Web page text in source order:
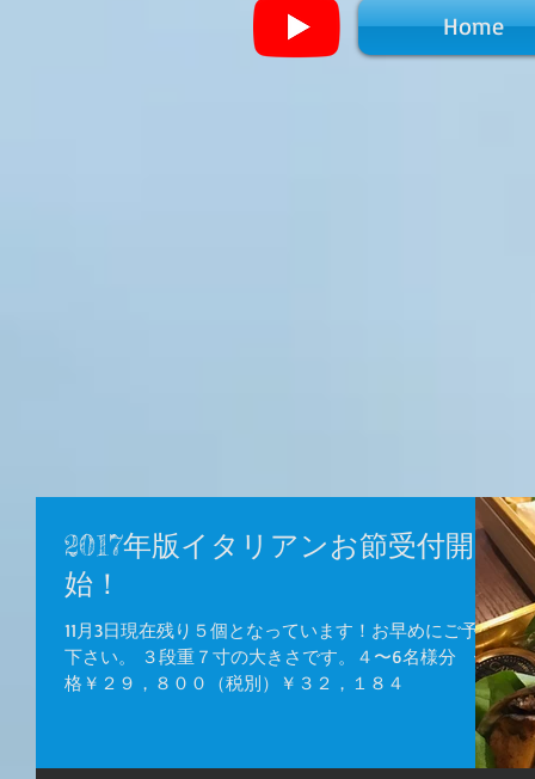
Home
2017年版イタリアンお節受付開
始！
11月3日現在残り５個となっています！お早めにご予約
下さい。 ３段重７寸の大きさです。４〜6名様分 価
格￥２９，８００（税別）￥３２，１８４